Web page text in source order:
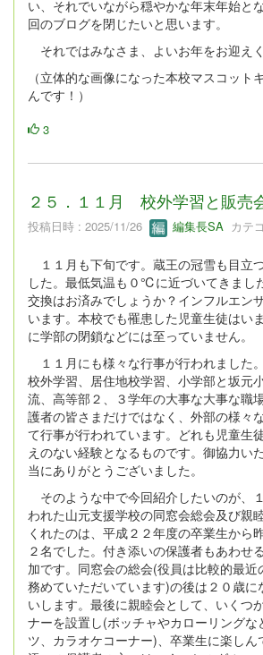
い、それでいながら穏やかな年末年始と
回のブログを閉じたいと思います。
それではみなさま、よいお年をお迎え
（立体的な画像になった本校マスコット
んです！）
3
２５．１１月 校外学習と販売
投稿日時 : 2025/11/26 編集長SA カテ
１１月も下旬です。蔵王の冠雪も目立
した。最低気温も０℃に近づいてきまし
交換はお済みでしょうか？インフルエン
います。本校でも罹患した児童生徒はい
に学部の閉鎖などには至っていません。
１１月にも様々な行事が行われました
校外学習、居住地校学習、小学部と坂元
流、高等部２、３学年の大事な大事な職
護者の皆さまだけではなく、外部の様々
て行事が行われています。どれも児童生
えのない経験となるものです。御協力い
当にありがとうございました。
そのような中で今回紹介したいのが、
われた山元支援学校の同窓会総会及び親
くれたのは、平成２２年度の卒業生から
２名でした。付き添いの保護者もあわせ
加です。同窓会の総会(役員は比較的最近
務めていただいています)の後は２０歳
いします。最後に親睦会として、いくつ
ナーを設置し(ボッチャやカローリングな
ツ、カラオケコーナー)、卒業生に楽しん